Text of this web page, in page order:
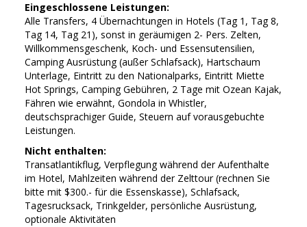
Eingeschlossene Leistungen:
Alle Transfers, 4 Übernachtungen in Hotels (Tag 1, Tag 8,
Tag 14, Tag 21), sonst in geräumigen 2- Pers. Zelten,
Willkommensgeschenk, Koch- und Essensutensilien,
Camping Ausrüstung (außer Schlafsack), Hartschaum
Unterlage, Eintritt zu den Nationalparks, Eintritt Miette
Hot Springs, Camping Gebühren, 2 Tage mit Ozean Kajak,
Fähren wie erwähnt, Gondola in Whistler,
deutschsprachiger Guide, Steuern auf vorausgebuchte
Leistungen.
Nicht enthalten:
Transatlantikflug, Verpflegung während der Aufenthalte
im Hotel, Mahlzeiten während der Zelttour (rechnen Sie
bitte mit $300.- für die Essenskasse), Schlafsack,
Tagesrucksack, Trinkgelder, persönliche Ausrüstung,
optionale Aktivitäten